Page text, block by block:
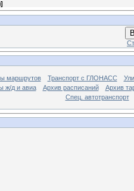
]
маршрутов Транспорт с ГЛОНАСС
ж/д и авиа Архив расписаний
Архив
Спец. автотранспорт